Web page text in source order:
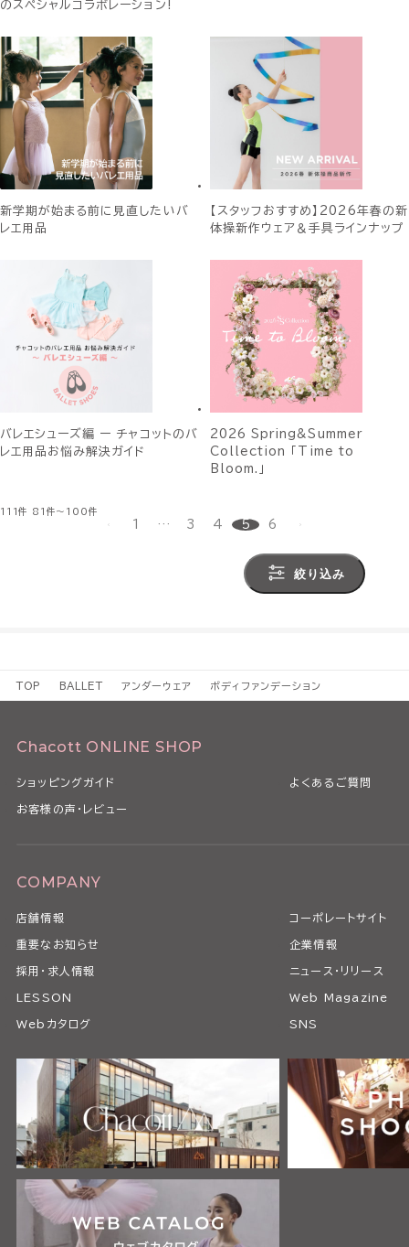
のスペシャルコラボレーション!
新学期が始まる前に見直したいバ
レエ用品
【スタッフおすすめ】2026年春の新
体操新作ウェア＆手具ラインナップ
バレエシューズ編 ー チャコットのバ
レエ用品お悩み解決ガイド
2026 Spring&Summer
Collection 「Time to
Bloom.」
111件 81件～100件
1 … 3 4 5 6
絞り込み
TOP BALLET アンダーウェア ボディファンデーション
Chacott ONLINE SHOP
ショッピングガイド よくあるご質問
お客様の声・レビュー
COMPANY
店舗情報 コーポレートサイト
重要なお知らせ 企業情報
採用・求人情報 ニュース・リリース
LESSON Web Magazine
Webカタログ SNS